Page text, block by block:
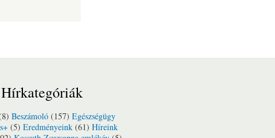
Hírkategóriák
Beszámoló (157) Egészségügy
(5) Eredményeink (61) Híreink